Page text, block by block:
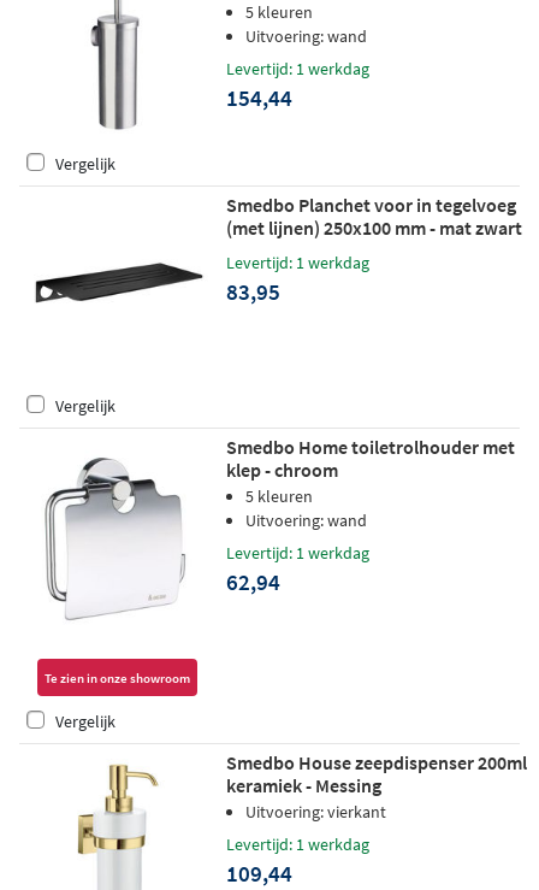
5 kleuren
Uitvoering: wand
Levertijd: 1 werkdag
154,44
Vergelijk
Smedbo Planchet voor in tegelvoeg
(met lijnen) 250x100 mm - mat zwart
Levertijd: 1 werkdag
83,95
Vergelijk
Te zien in onze showroom
Smedbo Home toiletrolhouder met
klep - chroom
5 kleuren
Uitvoering: wand
Levertijd: 1 werkdag
62,94
Vergelijk
Smedbo House zeepdispenser 200ml
keramiek - Messing
Uitvoering: vierkant
Levertijd: 1 werkdag
109,44